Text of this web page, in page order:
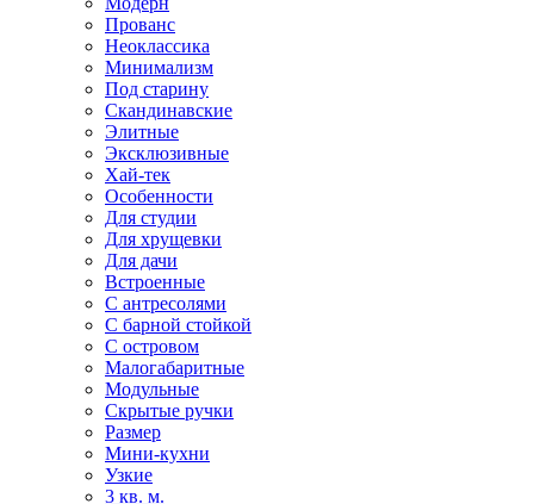
Прованс
Неоклассика
Минимализм
Под старину
Скандинавские
Элитные
Эксклюзивные
Хай-тек
Особенности
Для студии
Для хрущевки
Для дачи
Встроенные
С антресолями
С барной стойкой
С островом
Малогабаритные
Модульные
Скрытые ручки
Размер
Мини-кухни
Узкие
3 кв. м.